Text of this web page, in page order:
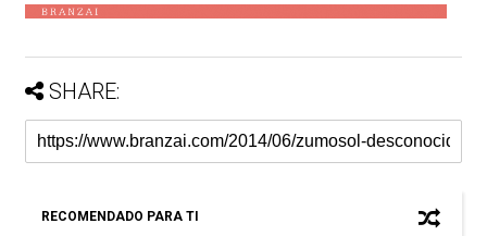
SHARE:
RECOMENDADO PARA TI